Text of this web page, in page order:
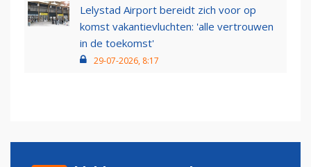
Lelystad Airport bereidt zich voor op
komst vakantievluchten: 'alle vertrouwen
in de toekomst'
29-07-2026, 8:17